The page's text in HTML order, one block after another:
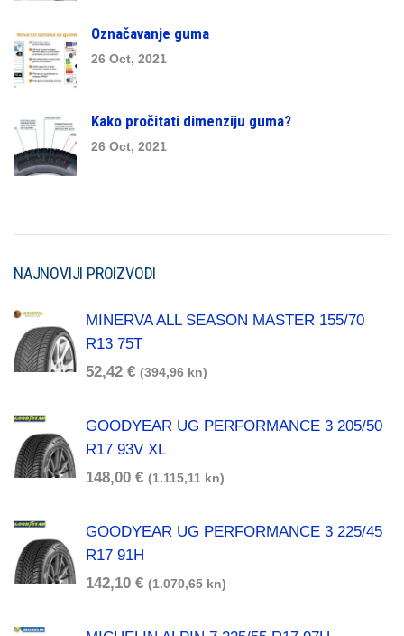
Označavanje guma
26 Oct, 2021
Kako pročitati dimenziju guma?
26 Oct, 2021
NAJNOVIJI PROIZVODI
MINERVA ALL SEASON MASTER 155/70
R13 75T
52,42 € (394,96 kn)
GOODYEAR UG PERFORMANCE 3 205/50
R17 93V XL
148,00 € (1.115,11 kn)
GOODYEAR UG PERFORMANCE 3 225/45
R17 91H
142,10 € (1.070,65 kn)